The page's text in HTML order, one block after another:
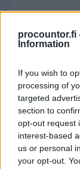
procountor.fi
Information
If you wish to
processing of
targeted
section to
opt-out request
interest-based
us or personal
your opt-out.
01.06.2026